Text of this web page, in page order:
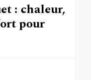
: chaleur,
pour